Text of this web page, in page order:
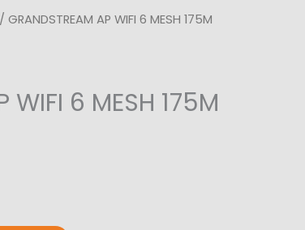
/ GRANDSTREAM AP WIFI 6 MESH 175M
WIFI 6 MESH 175M